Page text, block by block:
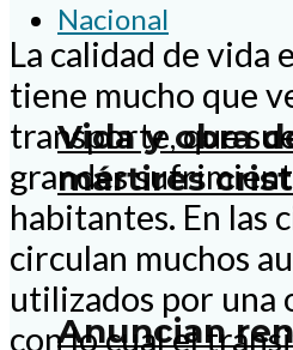
Nacional
Vida y obra
mártires
Anuncian
La calidad de vida
tiene mucho que
transporte, que
grandes
habitantes. En las
circulan muchos
utilizados por una
con lo cual el